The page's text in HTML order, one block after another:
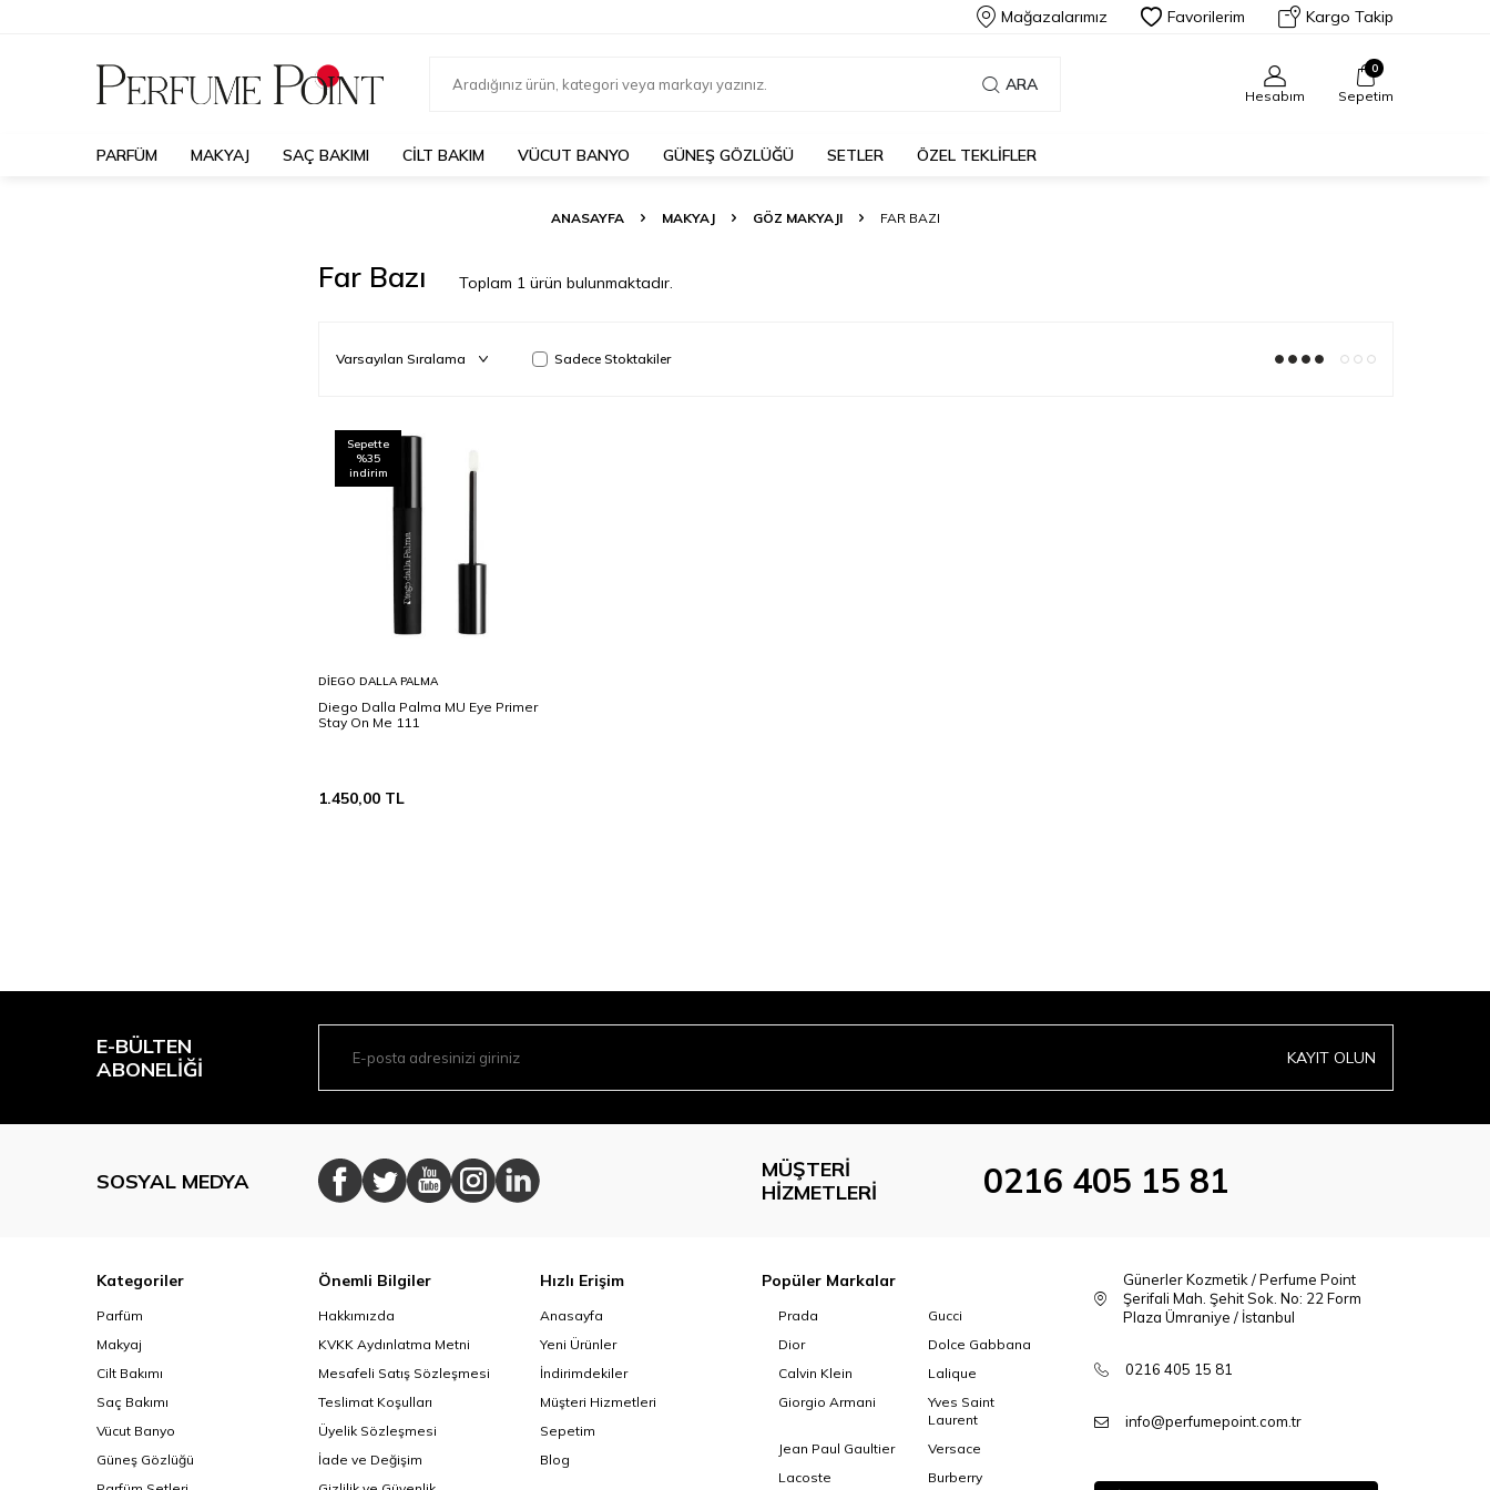
Mağazalarımız Favorilerim Kargo Takip
ARA
Hesabım
0
Sepetim
PARFÜM MAKYAJ SAÇ BAKIMI CILT BAKIM VÜCUT BANYO GÜNEŞ GÖZLÜĞÜ SETLER ÖZEL TEKLIFLER
ANASAYFA MAKYAJ GÖZ MAKYAJI FAR BAZI
Far Bazı Toplam 1 ürün bulunmaktadır.
Sadece Stoktakiler
Sepette
%35
indirim
Ekle
DIEGO DALLA PALMA
Diego Dalla Palma MU Eye Primer
Stay On Me 111
1.450,00 TL
E-BÜLTEN
ABONELIĞI
KAYIT OLUN
SOSYAL MEDYA
MÜŞTERI
HIZMETLERI
0216 405 15 81
Kategoriler
Parfüm
Makyaj
Cilt Bakımı
Saç Bakımı
Vücut Banyo
Güneş Gözlüğü
Önemli Bilgiler
Hakkımızda
KVKK Aydınlatma Metni
Mesafeli Satış Sözleşmesi
Teslimat Koşulları
Üyelik Sözleşmesi
İade ve Değişim
Hızlı Erişim
Anasayfa
Yeni Ürünler
İndirimdekiler
Müşteri Hizmetleri
Sepetim
Blog
Popüler Markalar
Prada
Gucci
Dior
Dolce Gabbana
Calvin Klein
Lalique
Giorgio Armani
Yves Saint
Laurent
Jean Paul Gaultier
Versace
Lacoste
Burberry
Günerler Kozmetik / Perfume Point
Şerifali Mah. Şehit Sok. No: 22 Form
Plaza Ümraniye / İstanbul
0216 405 15 81
info@perfumepoint.com.tr